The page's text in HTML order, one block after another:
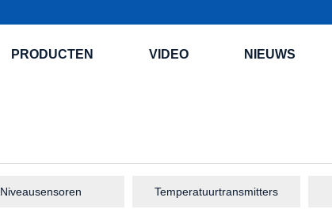
PRODUCTEN VIDEO NIEUWS
Niveausensoren Temperatuurtransmitters